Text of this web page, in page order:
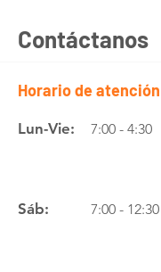
Contáctanos
Horario de atención
Lun-Vie: 7:00 - 4:30
Sáb: 7:00 - 12:30